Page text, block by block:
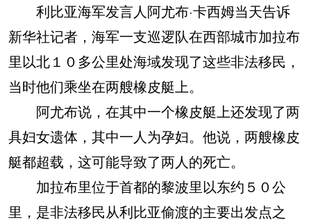
利比亚海军发言人阿尤布·卡西姆当天告诉
新华社记者，海军一支巡逻队在西部城市加拉布
里以北１０多公里处海域发现了这些非法移民，
当时他们乘坐在两艘橡皮艇上。
阿尤布说，在其中一个橡皮艇上还发现了两
具妇女遗体，其中一人为孕妇。他说，两艘橡皮
艇都超载，这可能导致了两人的死亡。
加拉布里位于首都的黎波里以东约５０公
里，是非法移民从利比亚偷渡的主要出发点之